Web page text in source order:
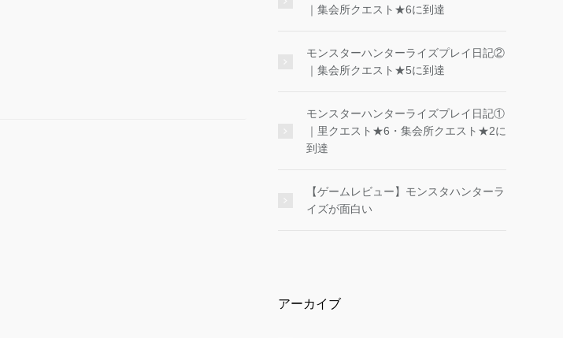
｜集会所クエスト★6に到達
モンスターハンターライズプレイ日記②
｜集会所クエスト★5に到達
モンスターハンターライズプレイ日記①
｜里クエスト★6・集会所クエスト★2に
到達
【ゲームレビュー】モンスタハンターラ
イズが面白い
アーカイブ